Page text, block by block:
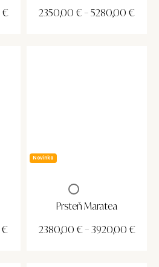
€ 2350,00 € – 5280,00 €
€
Novinka
Prsteň Maratea
2380,00 € – 3920,00 €